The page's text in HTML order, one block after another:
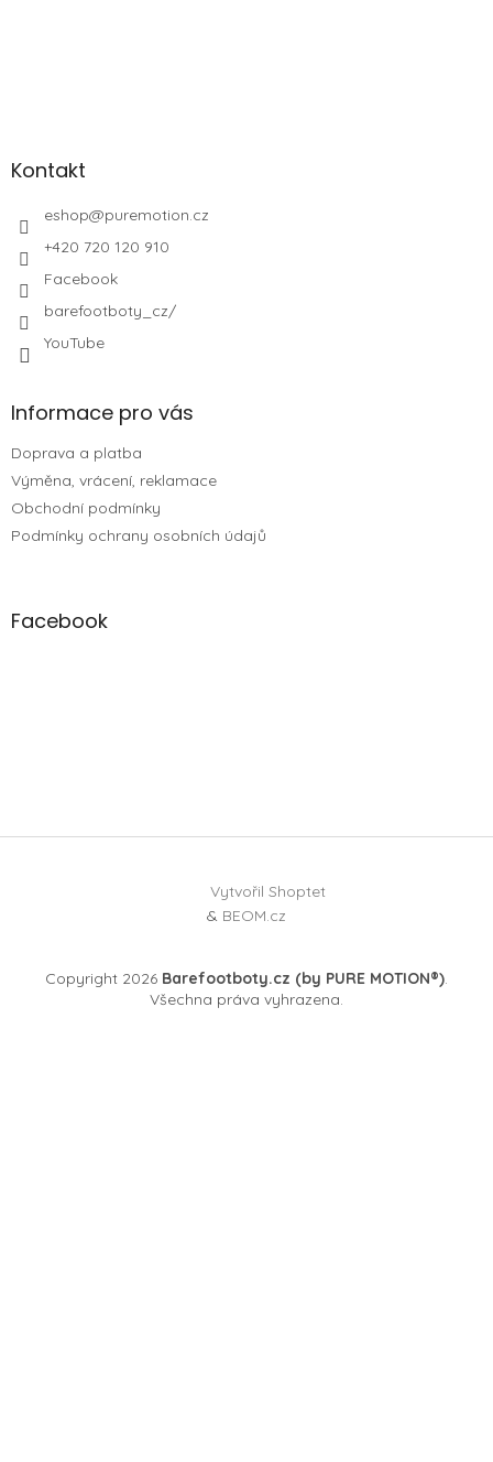
Kontakt
eshop@puremotion.cz
+420 720 120 910
Facebook
barefootboty_cz/
YouTube
Informace pro vás
Doprava a platba
Výměna, vrácení, reklamace
Obchodní podmínky
Podmínky ochrany osobních údajů
Facebook
Vytvořil Shoptet
& BEOM.cz
Copyright 2026 Barefootboty.cz (by PURE MOTION®).
Všechna práva vyhrazena.